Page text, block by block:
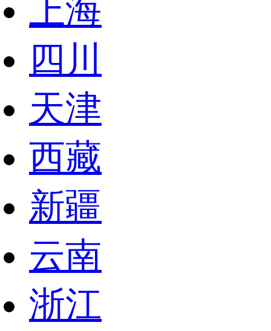
上海
四川
天津
西藏
新疆
云南
浙江